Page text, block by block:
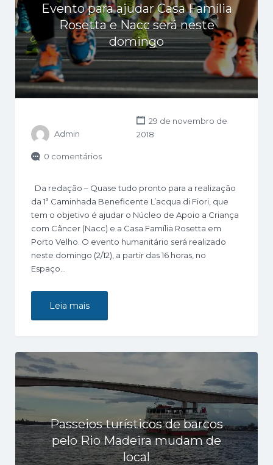
Evento para ajudar Casa Família
Rosetta e Nacc será neste
domingo
Admin
29 de novembro de
2018
0 comentários
Da redação – Quase tudo pronto para a realização
da 1ª Caminhada Beneficente L’acqua di Fiori, que
tem o objetivo é ajudar o Núcleo de Apoio a Criança
com Câncer (Nacc) e a Casa Família Rosetta em
Porto Velho. O evento humanitário será realizado
neste domingo (2/12), a partir das 16 horas, no
Espaço…
Leia mais
Passeios turísticos de barcos
pelo Rio Madeira mudam de
local